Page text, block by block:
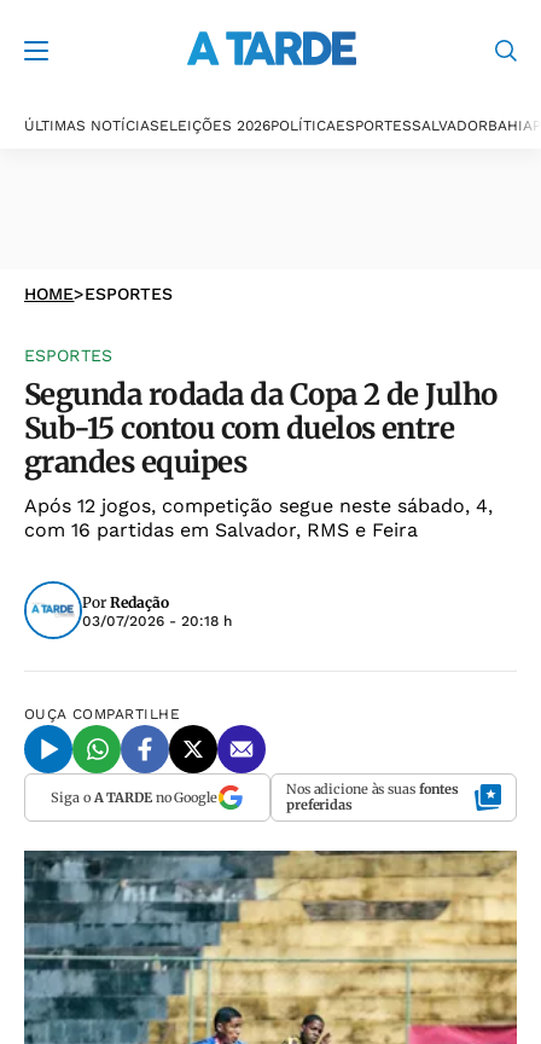
ÚLTIMAS NOTÍCIASELEIÇÕES 2026POLÍTICAESPORTESSALVADORBAHIA
HOME>ESPORTES
ESPORTES
Segunda rodada da Copa 2 de Julho
Sub-15 contou com duelos entre
grandes equipes
Após 12 jogos, competição segue neste sábado, 4,
com 16 partidas em Salvador, RMS e Feira
Por Redação
03/07/2026 - 20:18 h
OUÇA COMPARTILHE
Siga o A TARDEno Google Nos adicione às suas fontes
preferidas